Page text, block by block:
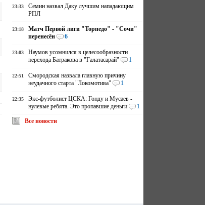
23:33
Семин назвал Даку лучшим нападающим
РПЛ
23:18
Матч Первой лиги "Торпедо" - "Сочи"
перенесён
6
23:03
Наумов усомнился в целесообразности
перехода Батракова в "Галатасарай"
1
22:51
Смородская назвала главную причину
неудачного старта "Локомотива"
1
22:35
Экс-футболист ЦСКА: Гонду и Мусаев -
нулевые ребята. Это пропавшие деньги
1
Все новости